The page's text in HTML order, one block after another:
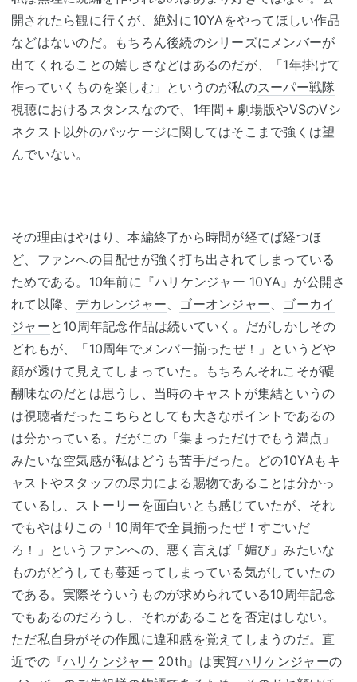
開されたら観に行くが、絶対に10YAをやってほしい作品
などはないのだ。もちろん後続のシリーズにメンバーが
出てくれることの嬉しさなどはあるのだが、「1年掛けて
作っていくものを楽しむ」というのが私のスーパー戦隊
視聴におけるスタンスなので、1年間＋劇場版やVSのVシ
ネクス ト以外のパッケージに関してはそこまで強くは望
んでいない。
その理由はやはり、本編終了から時間が経てば経つほ
ど、ファンへの目配せが強く打ち出されてしまっている
ためである。10年前に『ハリケンジャー 10YA』が公開さ
れて以降、 デカレンジャー、 ゴーオンジャー、 ゴーカイ
ジャーと10周年記念作品は続いていく。だがしかしその
どれもが、「10周年でメンバー揃ったぜ！」というどや
顔が透けて見えてしまっていた。もちろんそれこそが醍
醐味なのだとは思うし、当時のキャストが集結というの
は視聴者だったこちらとしても大きなポイントであるの
は分かっている。だがこの「集まっただけでもう満点」
みたいな空気感が私はどうも苦手だった。どの10YAもキ
ャストやスタッフの尽力による賜物であることは分かっ
ているし、ストーリーを面白いとも感じていたが、それ
でもやはりこの「10周年で全員揃ったぜ！すごいだ
ろ！」というファンへの、悪く言えば「媚び」みたいな
ものがどうしても蔓延ってしまっている気がしていたの
である。実際そういうものが求められている10周年記念
でもあるのだろうし、それがあることを否定はしない。
ただ私自身がその作風に違和感を覚えてしまうのだ。直
近での『ハリケンジャー 20th』は実質ハリケンジャーの